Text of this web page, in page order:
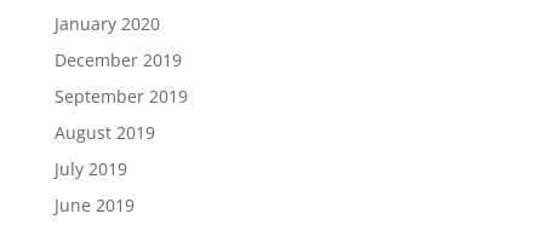
January 2020
December 2019
September 2019
August 2019
July 2019
June 2019